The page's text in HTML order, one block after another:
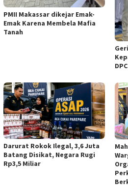
PMII Makassar dikejar Emak-
Emak Karena Membela Mafia
Tanah
DPC
Darurat Rokok Ilegal, 3,6 Juta
Batang Disikat, Negara Rugi
Rp3,5 Miliar